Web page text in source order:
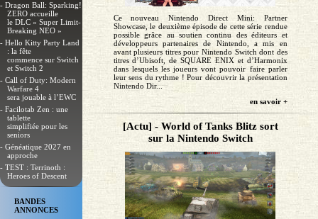
- Dragon Ball: Sparking!
ZERO accueille
le DLC « Super Limit-
Breaking NEO »
- Hello Kitty Party Land
: la fête
commence sur Switch
et Switch 2
- Call of Duty: Modern
Warfare 4
sera jouable à l’EWC
- Facilotab Zen : une
tablette
simplifiée pour les
seniors
- Généatique 2027 en
approche
- TEST : Terrinoth :
Heroes of Descent
BANDES
ANNONCES
Ce nouveau Nintendo Direct Mini: Partner
Showcase, le deuxième épisode de cette série rendue
possible grâce au soutien continu des éditeurs et
développeurs partenaires de Nintendo, a mis en
avant plusieurs titres pour Nintendo Switch dont des
titres d’Ubisoft, de SQUARE ENIX et d’Harmonix
dans lesquels les joueurs vont pouvoir faire parler
leur sens du rythme ! Pour découvrir la présentation
Nintendo Dir...
en savoir +
[Actu] - World of Tanks Blitz sort
sur la Nintendo Switch